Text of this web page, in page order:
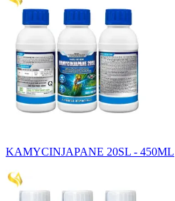
KAMYCINJAPANE 20SL - 450ML